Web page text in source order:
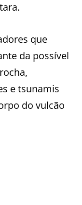
que
da possível
e tsunamis
do vulcão